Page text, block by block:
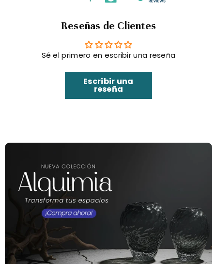
Reseñas de Clientes
Sé el primero en escribir una reseña
Escribir una
reseña